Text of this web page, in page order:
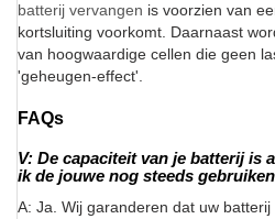
batterij vervangen is voorzien van
kortsluiting voorkomt. Daarnaast
van hoogwaardige cellen die geen
'geheugen-effect'.
FAQs
V: De capaciteit van je batterij is
ik de jouwe nog steeds
A: Ja. Wij garanderen dat uw